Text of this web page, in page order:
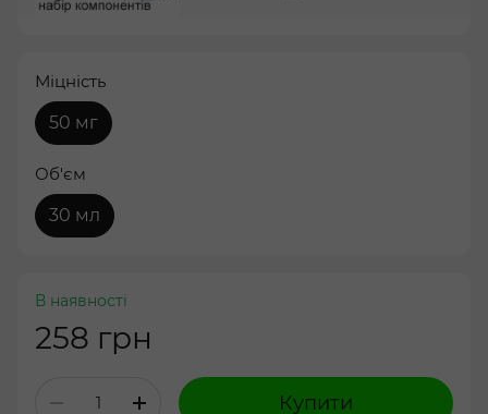
Міцність
50 мг
Об'єм
30 мл
В наявності
258 грн
Купити